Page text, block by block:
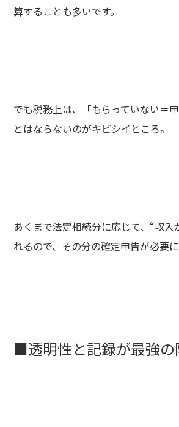
算することも多いです。
でも税務上は、「もらっていない＝
とはならないのがキビシイところ。
あくまで法定相続分に応じて、“収入
れるので、その分の確定申告が必要に
■透明性と記録が最強の